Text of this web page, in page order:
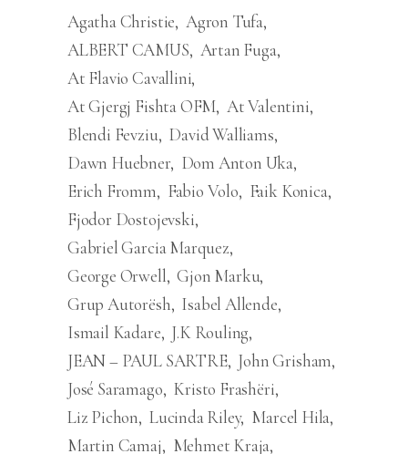
Agatha Christie Agron Tufa
ALBERT CAMUS Artan Fuga
At Flavio Cavallini
At Gjergj Fishta OFM At Valentini
Blendi Fevziu David Walliams
Dawn Huebner Dom Anton Uka
Erich Fromm
Fabio Volo
Faik Konica
Fjodor Dostojevski
Gabriel Garcia Marquez
George Orwell Gjon Marku
Grup Autorësh Isabel Allende
Ismail Kadare J.K Rouling
JEAN – PAUL SARTRE John Grisham
José Saramago Kristo Frashëri
Liz Pichon Lucinda Riley Marcel Hila
Martin Camaj
Mehmet Kraja